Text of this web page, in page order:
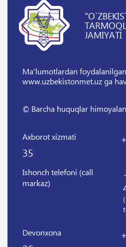
JAMIYATI
Ma'lumotlardan
www.uzbekistonmet.uz ga
© Barcha huquqlar
Axborot xizmati
35
Ishonch telefoni (call
markaz)
Devonxona